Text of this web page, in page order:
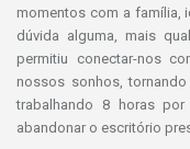
momentos com a família,
dúvida alguma, mais
permitiu conectar-nos
nossos sonhos,
trabalhando 8 horas
abandonar o escritório